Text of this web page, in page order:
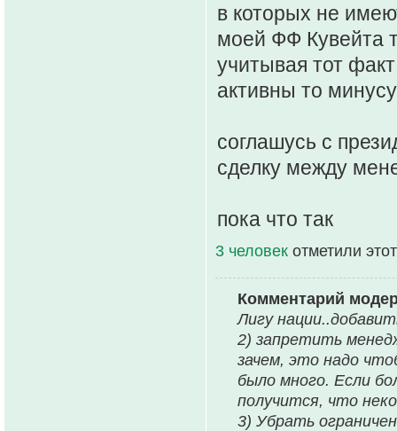
в которых не
моей ФФ Кувейта
учитывая тот
активны то
соглашусь с
сделку между
пока что так
3 человек отметили
Комментарий
Лигу
2) запретить
зачем, это надо
было много. Если
получится, что
3) Убрать